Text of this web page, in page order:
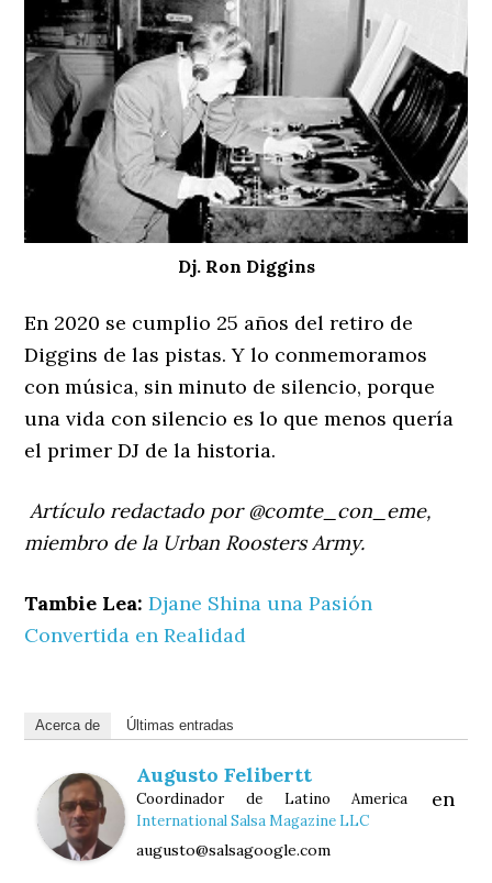
Dj. Ron Diggins
En 2020 se cumplio 25 años del retiro de
Diggins de las pistas. Y lo conmemoramos
con música, sin minuto de silencio, porque
una vida con silencio es lo que menos quería
el primer DJ de la historia.
Artículo redactado por @comte_con_eme,
miembro de la Urban Roosters Army.
Tambie Lea:Djane Shina una Pasión
Convertida en Realidad
Acerca de Últimas entradas
Augusto Felibertt
Coordinador de Latino America en
International Salsa Magazine LLC
augusto@salsagoogle.com